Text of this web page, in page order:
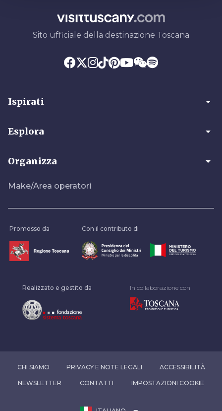
Sito ufficiale della destinazione Toscana
Ispirati arrow_drop_down
Esplora arrow_drop_down
Organizza arrow_drop_down
Make/Area operatori
Promosso da Con il contributo di
Realizzato e gestito da In collaborazione con
CHI SIAMO PRIVACY E NOTE LEGALI ACCESSIBILITÀ
NEWSLETTER CONTATTI IMPOSTAZIONI COOKIE